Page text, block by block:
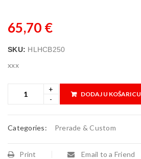
65,70 €
SKU: HLHCB250
xxx
DODAJ U KOŠARICU
Categories: Prerade & Custom
Print Email to a Friend